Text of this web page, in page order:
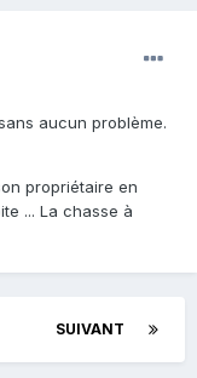
aucun problème.
propriétaire en
... La chasse à
SUIVANT